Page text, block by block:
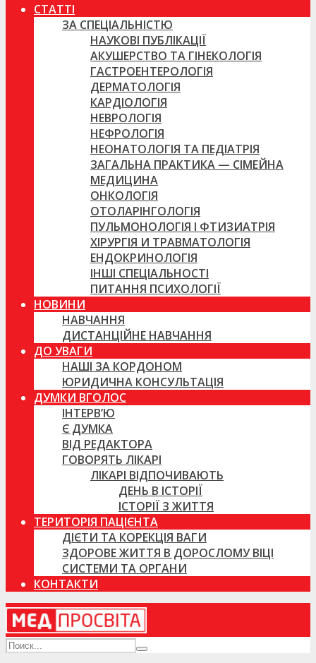
СТАТТІ
ЗА СПЕЦІАЛЬНІСТЮ
НАУКОВІ ПУБЛІКАЦІЇ
АКУШЕРСТВО ТА ГІНЕКОЛОГІЯ
ГАСТРОЕНТЕРОЛОГІЯ
ДЕРМАТОЛОГІЯ
КАРДІОЛОГІЯ
НЕВРОЛОГІЯ
НЕФРОЛОГІЯ
НЕОНАТОЛОГІЯ ТА ПЕДІАТРІЯ
ЗАГАЛЬНА ПРАКТИКА — СІМЕЙНА
МЕДИЦИНА
ОНКОЛОГІЯ
ОТОЛАРІНГОЛОГІЯ
ПУЛЬМОНОЛОГІЯ І ФТИЗИАТРІЯ
ХІРУРГІЯ И ТРАВМАТОЛОГІЯ
ЕНДОКРИНОЛОГІЯ
ІНШІ СПЕЦІАЛЬНОСТІ
ПИТАННЯ ПСИХОЛОГІЇ
НОВИНИ
НАВЧАННЯ
ДИСТАНЦІЙНЕ НАВЧАННЯ
ДО УВАГИ
НАШІ ЗА КОРДОНОМ
ЮРИДИЧНА КОНСУЛЬТАЦІЯ
ДУМКИ ВГОЛОС
ІНТЕРВ’Ю
Є ДУМКА
ВІД РЕДАКТОРА
ГОВОРЯТЬ ЛІКАРІ
ЛІКАРІ ВІДПОЧИВАЮТЬ
ДЕНЬ В ІСТОРІЇ
ІСТОРІЇ З ЖИТТЯ
ТЕРИТОРІЯ ПАЦІЄНТА
ДІЄТИ ТА КОРЕКЦІЯ ВАГИ
ЗДОРОВЕ ЖИТТЯ В ДОРОСЛОМУ ВІЦІ
СИСТЕМИ ТА ОРГАНИ
КОНТАКТИ